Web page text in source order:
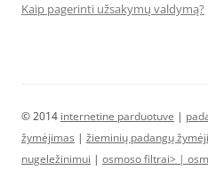
Kaip pagerinti užsakymų valdymą?
© 2014 internetine parduotuve |
žymėjimas | žieminių padangų
nugeležinimui | osmoso filtrai> |